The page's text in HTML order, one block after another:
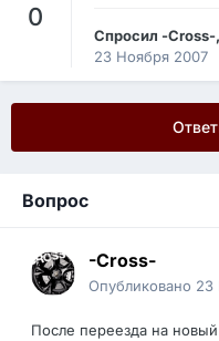
0
Спросил -Cross-,
23 Ноября 2007
Вопрос
-Cross-
Опубликовано 23
После переезда на